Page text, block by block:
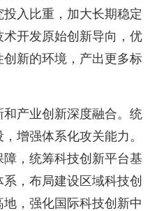
入比重，加大长期稳定
开发原始创新导向，优
新的环境，产出更多标
和产业创新深度融合。统
增强体系化攻关能力。
，统筹科技创新平台基
，布局建设区域科技创
，强化国际科技创新中